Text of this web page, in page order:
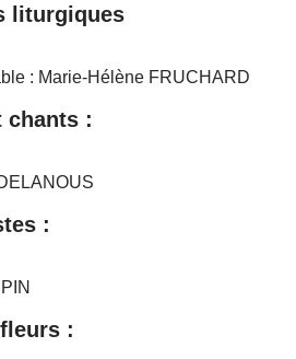
liturgiques
: Marie-Hélène FRUCHARD
chants :
:
: